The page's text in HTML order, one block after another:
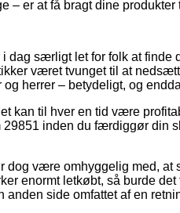
– er at få bragt dine
i dag særligt let for folk at finde
været tvunget til at
og herrer – betydeligt, og
kan til hver en tid være
29851 inden du færdiggør din
dog være omhyggelig med, at
enormt letkøbt, så burde
anden side omfattet af en